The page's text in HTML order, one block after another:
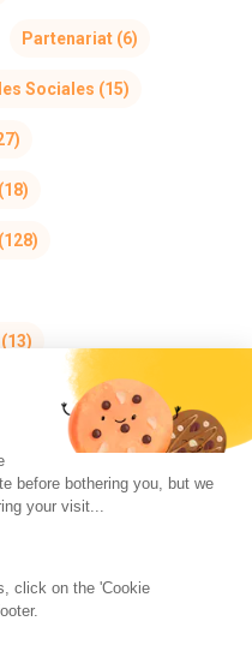
before bothering you, but we
your visit...
click on the 'Cookie
Partenariat (6)
Sociales (15)
(18)
(128)
(13)
Cookies Management